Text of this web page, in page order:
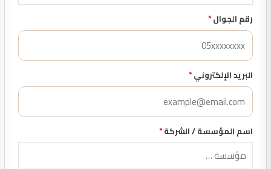
رقم الجوال*
البريد الإلكتروني*
اسم المؤسسة / الشركة*